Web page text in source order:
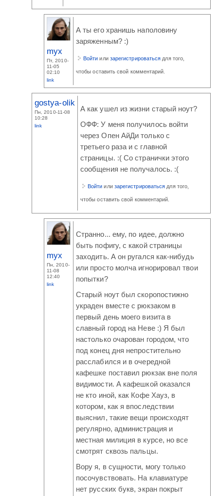
myx
Пт, 2010-
11-05
02:10
link
А ты его хранишь наполовину
заряженным? :)
Войти или зарегистрироваться для того,
чтобы оставить свой комментарий.
gostya-olik
Пн, 2010-11-08
10:28
link
А как ушел из жизни старый ноут?
ОФФ: У меня получилось войти
через Опен АйДи только с
третьего раза и с главной
страницы. :( Со странички этого
сообщения не получалось. :(
Войти или зарегистрироваться для того,
чтобы оставить свой комментарий.
myx
Пн, 2010-
11-08
12:40
link
Странно... ему, по идее, должно
быть пофигу, с какой страницы
заходить. А он ругался как-нибудь
или просто молча игнорировал твои
попытки?
Старый ноут был скоропостижно
украден вместе с рюкзаком в
первый день моего визита в
славный город на Неве :) Я был
настолько очарован городом, что
под конец дня непростительно
расслабился и в очередной
кафешке поставил рюкзак вне поля
видимости. А кафешкой оказался
не кто иной, как Кофе Хауз, в
котором, как я впоследствии
выяснил, такие вещи происходят
регулярно, администрация и
местная милиция в курсе, но все
смотрят сквозь пальцы.
Вору я, в сущности, могу только
посочувствовать. На клавиатуре
нет русских букв, экран покрыт